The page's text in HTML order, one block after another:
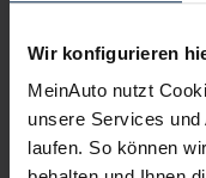
Wir konfigurieren
MeinAuto nutzt
unsere Services
laufen. So können
VW Tiguan Move
Vorhut für den